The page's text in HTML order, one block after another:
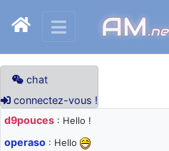
AM
chat
connectez-vous !
d9pouces : Hello !
operaso : Hello